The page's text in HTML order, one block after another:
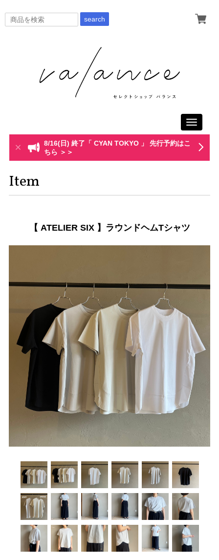
search
Toggle
8/16(日) 終了「 CYAN TOKYO 」 先行予約はこ
ちら ＞＞
Item
【 ATELIER SIX 】ラウンドヘムTシャツ